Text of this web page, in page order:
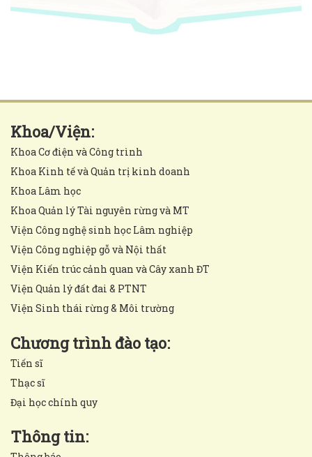
Khoa/Viện:
Khoa Cơ điện và Công trình
Khoa Kinh tế và Quản trị kinh doanh
Khoa Lâm học
Khoa Quản lý Tài nguyên rừng và MT
Viện Công nghệ sinh học Lâm nghiệp
Viện Công nghiệp gỗ và Nội thất
Viện Kiến trúc cảnh quan và Cây xanh ĐT
Viện Quản lý đất đai & PTNT
Viện Sinh thái rừng & Môi trường
Chương trình đào tạo:
Tiến sĩ
Thạc sĩ
Đại học chính quy
Thông tin: